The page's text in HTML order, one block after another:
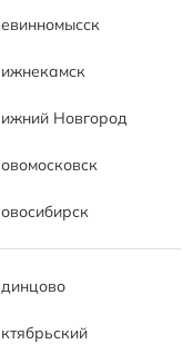
Новгород